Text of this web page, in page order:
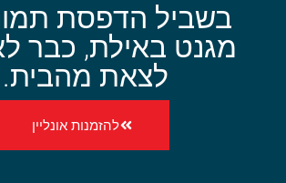
בשביל הדפסת
מגנט באילת, כבר
לצאת
להזמנות אונליין